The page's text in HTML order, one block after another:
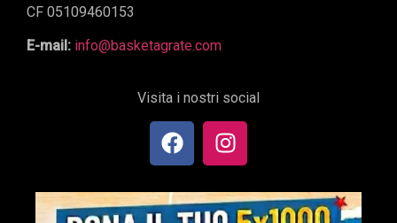
CF 05109460153
E-mail: info@basketagrate.com
Visita i nostri social